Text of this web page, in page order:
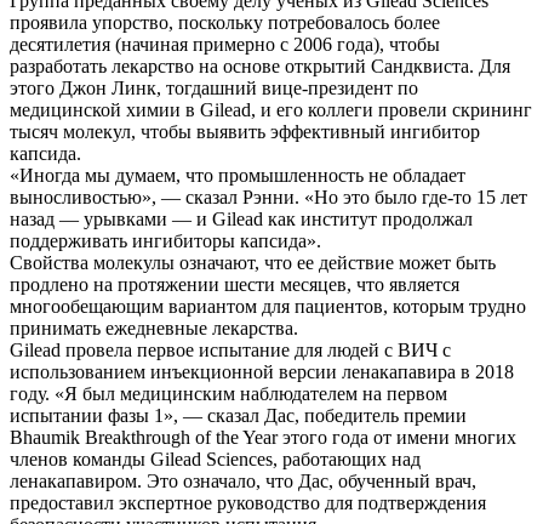
проявила упорство, поскольку потребовалось более
десятилетия (начиная примерно с 2006 года), чтобы
разработать лекарство на основе открытий Сандквиста. Для
этого Джон Линк, тогдашний вице-президент по
медицинской химии в Gilead, и его коллеги провели скрининг
тысяч молекул, чтобы выявить эффективный ингибитор
капсида.
«Иногда мы думаем, что промышленность не обладает
выносливостью», — сказал Рэнни. «Но это было где-то 15 лет
назад — урывками — и Gilead как институт продолжал
поддерживать ингибиторы капсида».
Свойства молекулы означают, что ее действие может быть
продлено на протяжении шести месяцев, что является
многообещающим вариантом для пациентов, которым трудно
принимать ежедневные лекарства.
Gilead провела первое испытание для людей с ВИЧ с
использованием инъекционной версии ленакапавира в 2018
году. «Я был медицинским наблюдателем на первом
испытании фазы 1», — сказал Дас, победитель премии
Bhaumik Breakthrough of the Year этого года от имени многих
членов команды Gilead Sciences, работающих над
ленакапавиром. Это означало, что Дас, обученный врач,
предоставил экспертное руководство для подтверждения